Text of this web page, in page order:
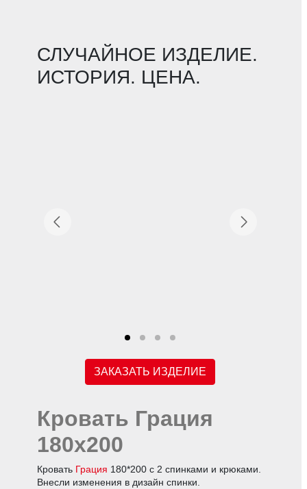
СЛУЧАЙНОЕ ИЗДЕЛИЕ.
ИСТОРИЯ. ЦЕНА.
ЗАКАЗАТЬ ИЗДЕЛИЕ
Кровать Грация
180х200
Кровать Грация 180*200 с 2 спинками и крюками.
Внесли изменения в дизайн спинки.